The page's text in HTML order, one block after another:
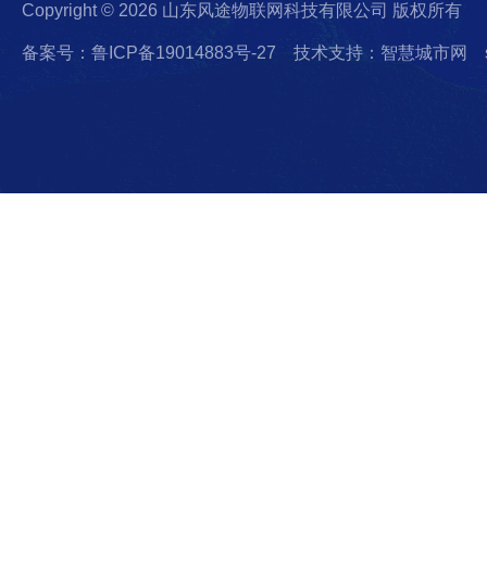
Copyright © 2026 山东风途物联网科技有限公司 版权所有
备案号：鲁ICP备19014883号-27 技术支持：智慧城市网